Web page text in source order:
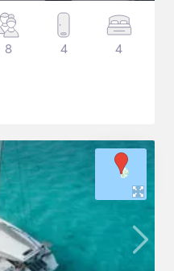
8 4 4